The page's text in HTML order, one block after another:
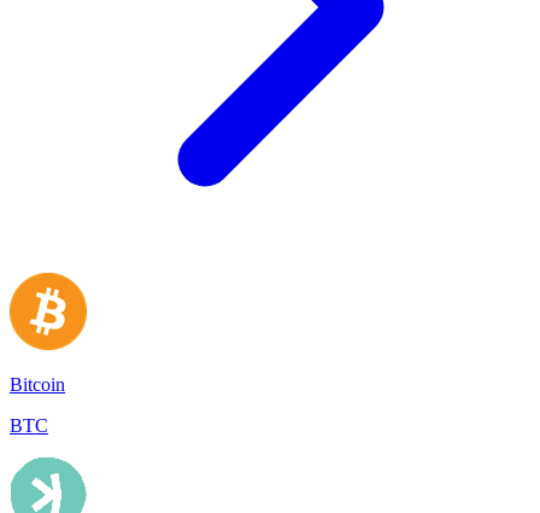
Bitcoin
BTC